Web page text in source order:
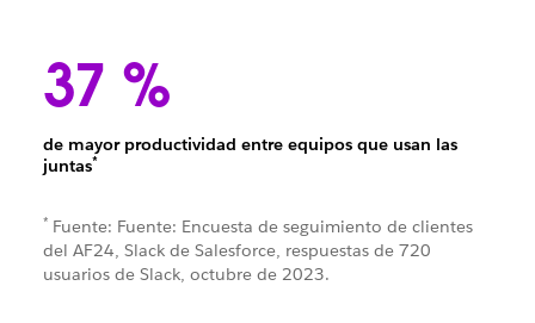
37 %
de mayor productividad entre equipos que usan las
juntas*
* Fuente: Fuente: Encuesta de seguimiento de clientes
del AF24, Slack de Salesforce, respuestas de 720
usuarios de Slack, octubre de 2023.